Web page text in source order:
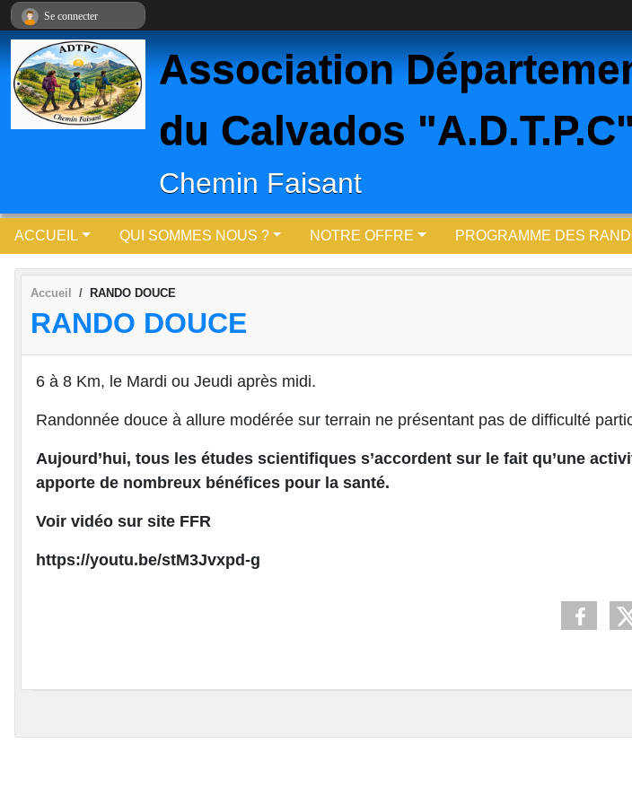
Association
du Calvados "A.D.T.P.C"
Chemin Faisant
ACCUEIL QUI SOMMES NOUS ? NOTRE OFFRE PROGRAMME DES
Accueil RANDO DOUCE
RANDO DOUCE
6 à 8 Km, le Mardi ou Jeudi après midi.
Randonnée douce à allure modérée sur terrain ne présentant pas de difficulté
Aujourd’hui, tous les études scientifiques s’accordent sur le fait qu’une
apporte de nombreux bénéfices pour la santé.
Voir vidéo sur site FFR
https://youtu.be/stM3Jvxpd-g
Se connecter
Panneau de gestion des cookies